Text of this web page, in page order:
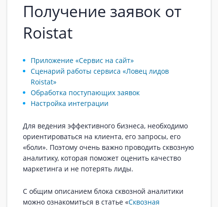
Получение заявок от
Roistat
Приложение «Сервис на сайт»
Сценарий работы сервиса «Ловец лидов
Roistat»
Обработка поступающих заявок
Настройка интеграции
Для ведения эффективного бизнеса, необходимо
ориентироваться на клиента, его запросы, его
«боли». Поэтому очень важно проводить сквозную
аналитику, которая поможет оценить качество
маркетинга и не потерять лиды.
С общим описанием блока сквозной аналитики
можно ознакомиться в статье «Сквозная